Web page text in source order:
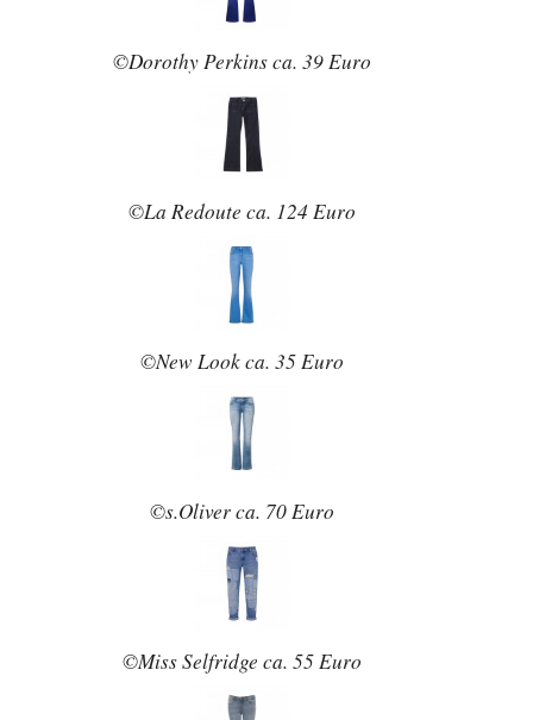
©Dorothy Perkins ca. 39 Euro
©La Redoute ca. 124 Euro
©New Look ca. 35 Euro
©s.Oliver ca. 70 Euro
©Miss Selfridge ca. 55 Euro